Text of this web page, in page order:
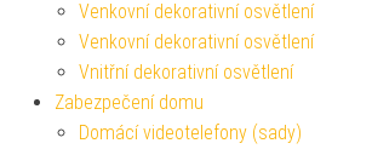
Venkovní dekorativní osvětlení
Venkovní dekorativní osvětlení
Vnitřní dekorativní osvětlení
Zabezpečení domu
Domácí videotelefony (sady)